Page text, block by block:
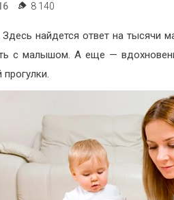
8 140
найдется ответ на тысячи
с малышом. А еще —